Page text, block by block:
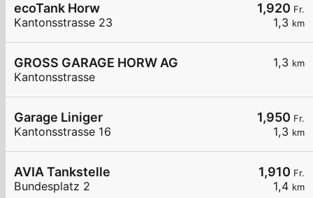
1,920 Fr.
1,3 km
ecoTank Horw
Kantonsstrasse 23
1,3 km
GROSS GARAGE HORW AG
Kantonsstrasse
1,950 Fr.
1,3 km
Garage Liniger
Kantonsstrasse 16
1,910 Fr.
1,4 km
AVIA Tankstelle
Bundesplatz 2